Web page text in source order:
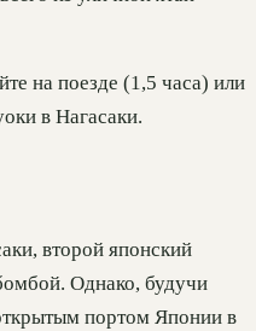
на поезде (1,5 часа) или
в Нагасаки.
второй японский
Однако, будучи
портом Японии в